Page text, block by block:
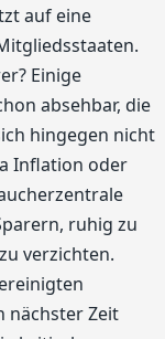
auf eine
Einige
absehbar, die
hingegen nicht
Inflation oder
ruhig zu
verzichten.
nächster Zeit